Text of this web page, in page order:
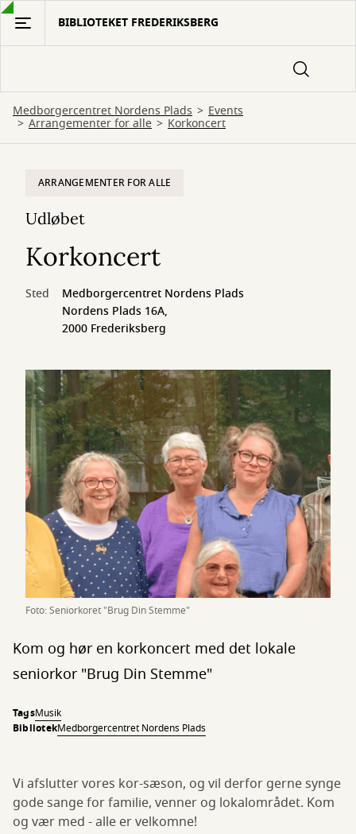
Gå
hovedindhold
BIBLIOTEKET FREDERIKSBERG
Medborgercentret Nordens Plads Events
Arrangementer for alle Korkoncert
Foto: Seniorkoret "Brug Din Stemme"
ARRANGEMENTER FOR ALLE
Udløbet
Korkoncert
Sted
Medborgercentret Nordens Plads
Nordens Plads 16A,
2000 Frederiksberg
Kom og hør en korkoncert med det lokale
seniorkor "Brug Din Stemme"
TagsMusik
BibliotekMedborgercentret Nordens Plads
Vi afslutter vores kor-sæson, og vil derfor gerne synge
gode sange for familie, venner og lokalområdet. Kom
og vær med - alle er velkomne!